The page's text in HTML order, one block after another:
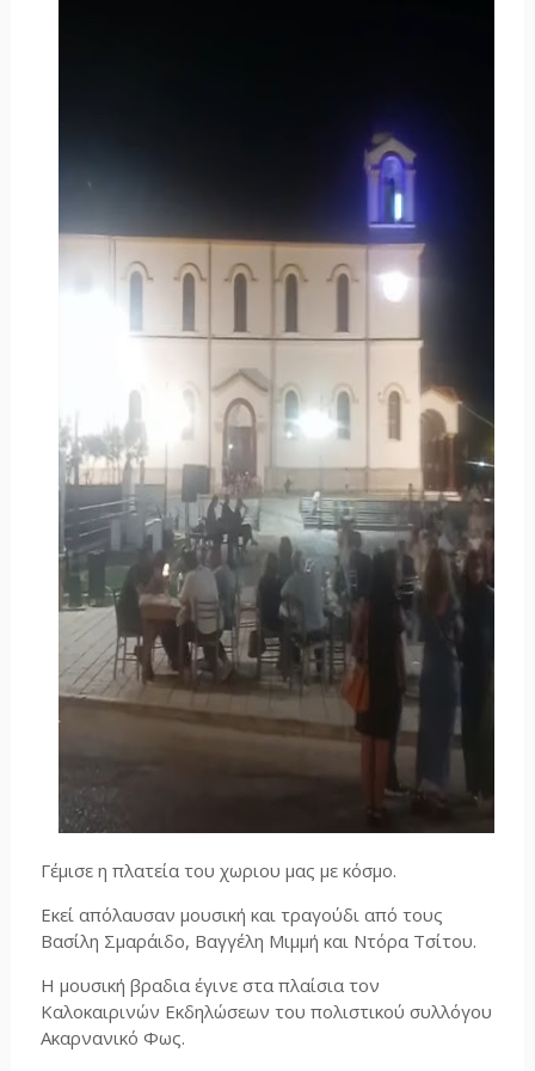
Γέμισε η πλατεία του χωριου μας με κόσμο.
Εκεί απόλαυσαν μουσική και τραγούδι από τους
Βασίλη Σμαράιδο, Βαγγέλη Μιμμή και Ντόρα Τσίτου.
Η μουσική βραδια έγινε στα πλαίσια τον
Καλοκαιρινών Εκδηλώσεων του πολιστικού συλλόγου
Ακαρνανικό Φως.